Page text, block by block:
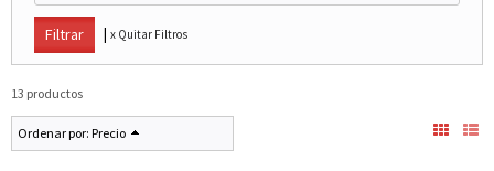
| x Quitar Filtros
13 productos
Ordenar por: Precio